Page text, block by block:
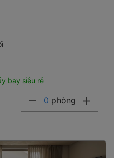
bay siêu rẻ
0 phòng